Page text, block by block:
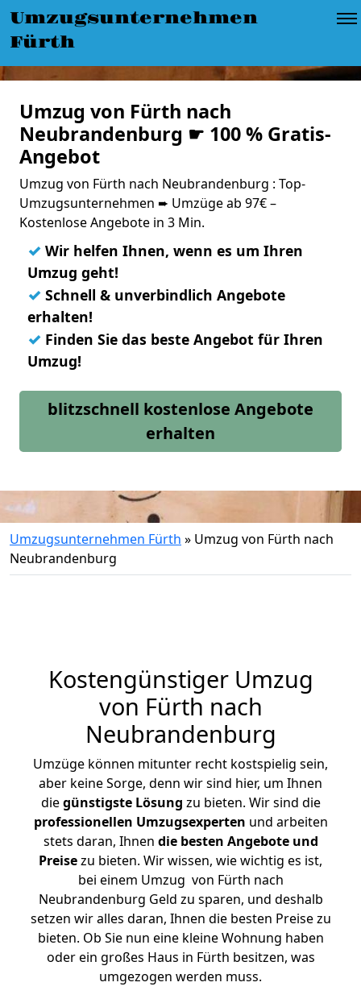
Umzugsunternehmen
Fürth
Umzug von Fürth nach
Neubrandenburg ☛ 100 % Gratis-
Angebot
Umzug von Fürth nach Neubrandenburg : Top-
Umzugsunternehmen ➨ Umzüge ab 97€ –
Kostenlose Angebote in 3 Min.
✓ Wir helfen Ihnen, wenn es um Ihren
Umzug geht!
✓ Schnell & unverbindlich Angebote
erhalten!
✓ Finden Sie das beste Angebot für Ihren
Umzug!
blitzschnell kostenlose Angebote
erhalten
Umzugsunternehmen Fürth » Umzug von Fürth nach
Neubrandenburg
Kostengünstiger Umzug
von Fürth nach
Neubrandenburg
Umzüge können mitunter recht kostspielig sein,
aber keine Sorge, denn wir sind hier, um Ihnen
diegünstigste Lösung zu bieten. Wir sind die
professionellen Umzugsexperten und arbeiten
stets daran, Ihnen die besten Angebote und
Preisezu bieten. Wir wissen, wie wichtig es ist,
bei einem Umzug von Fürth nach
Neubrandenburg Geld zu sparen, und deshalb
setzen wir alles daran, Ihnen die besten Preise zu
bieten. Ob Sie nun eine kleine Wohnung haben
oder ein großes Haus in Fürth besitzen, was
umgezogen werden muss.